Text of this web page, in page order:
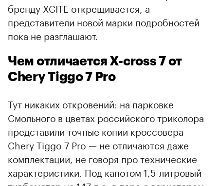
бренду XCITE открещивается, а
представители новой марки подробностей
пока не разглашают.
Чем отличается X-cross 7 от
Chery Tiggo 7 Pro
Тут никаких откровений: на парковке
Смольного в цветах российского триколора
представили точные копии кроссовера
Chery Tiggo 7 Pro — не отличаются даже
комплектации, не говоря про технические
характеристики. Под капотом 1,5-литровый